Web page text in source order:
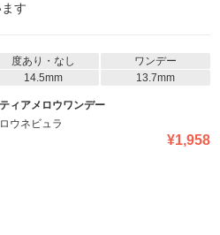
す
度あり・なし
ワンデー
14.5mm
13.7mm
ィアメロウワンデー
ウネビュラ
¥1,958